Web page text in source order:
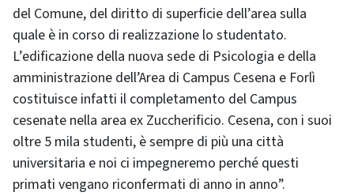
del Comune, del diritto di superficie dell’area sulla
quale è in corso di realizzazione lo studentato.
L’edificazione della nuova sede di Psicologia e della
amministrazione dell’Area di Campus Cesena e Forlì
costituisce infatti il completamento del Campus
cesenate nella area ex Zuccherificio. Cesena, con i suoi
oltre 5 mila studenti, è sempre di più una città
universitaria e noi ci impegneremo perché questi
primati vengano riconfermati di anno in anno”.